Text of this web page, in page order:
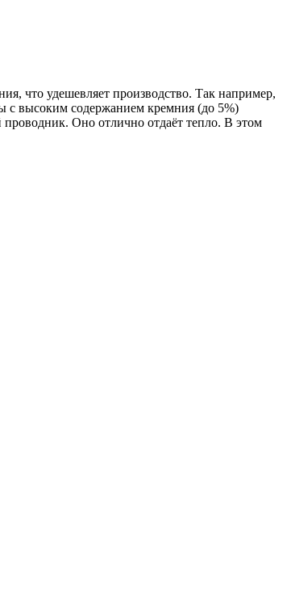
что удешевляет производство. Так например,
с высоким содержанием кремния (до 5%)
Оно отлично отдаёт тепло. В этом